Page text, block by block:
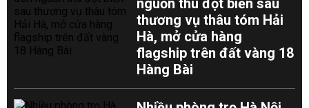
nguồn thu đột biến sau
thương vụ thâu tóm Hải
Hà, mở cửa hàng
flagship trên đất vàng 18
Hàng Bài